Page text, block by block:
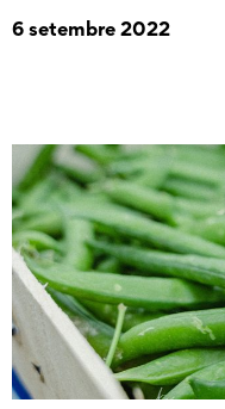
6 setembre 2022